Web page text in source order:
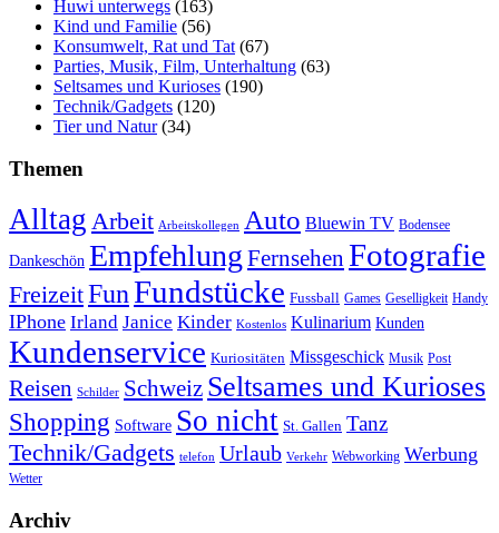
Huwi unterwegs (163)
Kind und Familie (56)
Konsumwelt, Rat und Tat (67)
Parties, Musik, Film, Unterhaltung (63)
Seltsames und Kurioses (190)
Technik/Gadgets (120)
Tier und Natur(34)
Themen
Alltag Arbeit Arbeitskollegen Auto Bluewin TV Bodensee
Dankeschön Empfehlung Fernsehen Fotografie
FreizeitFunFundstücke Fussball Games Geselligkeit Handy
IPhone Irland Janice Kinder Kostenlos Kulinarium Kunden
Kundenservice Kuriositäten Missgeschick Musik Post
Reisen Schilder Schweiz Seltsames und Kurioses
Shopping Software So nicht St. Gallen Tanz
Technik/Gadgets telefon Urlaub Verkehr Webworking Werbung
Wetter
Archiv